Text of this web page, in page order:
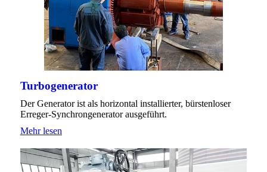
Turbogenerator
Der Generator ist als horizontal installierter, bürstenloser
Erreger-Synchrongenerator ausgeführt.
Mehr lesen